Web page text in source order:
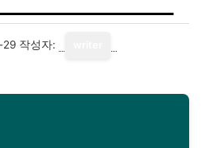
29 작성자: